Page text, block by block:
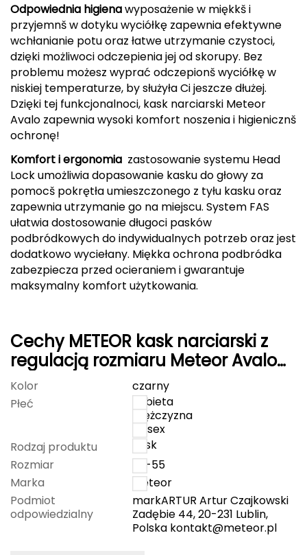
Gregory
Grivel
Gumbies
H
HAGLÖFS
HMS
HMS PREMIUM
Haago
Hanwag
Hydrapak
Hydro Flask
I
INNY
Icebreaker
Icestorm
Odpowiednia higiena wyposażenie w miękkš i
przyjemnš w dotyku wyciółkę zapewnia efektywne
wchłanianie potu oraz łatwe utrzymanie czystoci,
dzięki możliwoci odczepienia jej od skorupy. Bez
problemu możesz wyprać odczepionš wyciółkę w
niskiej temperaturze, by służyła Ci jeszcze dłużej.
Dzięki tej funkcjonalnoci, kask narciarski Meteor
Avalo zapewnia wysoki komfort noszenia i higienicznš
ochronę!
Komfort i ergonomia  zastosowanie systemu Head
Lock umożliwia dopasowanie kasku do głowy za
pomocš pokrętła umieszczonego z tyłu kasku oraz
zapewnia utrzymanie go na miejscu. System FAS
ułatwia dostosowanie długoci pasków
podbródkowych do indywidualnych potrzeb oraz jest
dodatkowo wyciełany. Miękka ochrona podbródka
zabezpiecza przed ocieraniem i gwarantuje
maksymalny komfort użytkowania.
Cechy METEOR kask narciarski z
regulacją rozmiaru Meteor Avalo
czarny
Kolor
czarny
Płeć
kobieta
mężczyzna
unisex
Rodzaj produktu
kask
Rozmiar
53-55
Marka
Meteor
Podmiot
odpowiedzialny
markARTUR Artur Czajkowski
Zadębie 44, 20-231 Lublin,
Polska kontakt@meteor.pl